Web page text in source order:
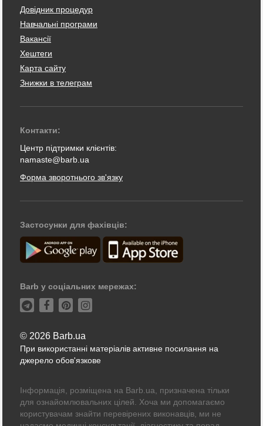
Довідник процедур
Навчальні програми
Вакансії
Хештеги
Карта сайту
Знижки в телеграм
Контакти:
Центр підтримки клієнтів:
namaste@barb.ua
Форма зворотнього зв'язку
Застосунки для фахівців:
Barb у соціальних мережах:
© 2026 Barb.ua
При використанні матеріалів активне посилання на
джерело обов'язкове
Інформація, розміщена на Barb.ua, призначена тільки
для ознайомлювальних цілей. Хоча ми допомагаємо
користувачам знайти перевірених виконавців, ми не